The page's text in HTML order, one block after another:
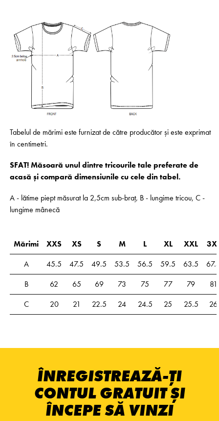
Tabelul de mărimi este furnizat de către producător și este exprimat
în centimetri.
SFAT! Măsoară unul dintre tricourile tale preferate de
acasă și compară dimensiunile cu cele din tabel.
A - lătime piept măsurat la 2,5cm sub-braț, B - lungime tricou, C -
lungime mânecă
Mărimi XXS XS S M L XL XXL
A
45.5 47.5 49.5 53.5 56.5 59.5 63.5
B
62 65 69 73 75 77 79
81
C
20 21 22.5 24 24.5 25 25.5 26
ÎNREGISTREAZĂ-ȚI
CONTUL GRATUIT ȘI
ÎNCEPE SĂ VINZI